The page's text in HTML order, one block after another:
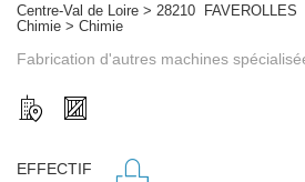
Centre-Val de Loire > 28210 FAVEROLLES
Chimie > Chimie
Fabrication d'autres machines
EFFECTIF